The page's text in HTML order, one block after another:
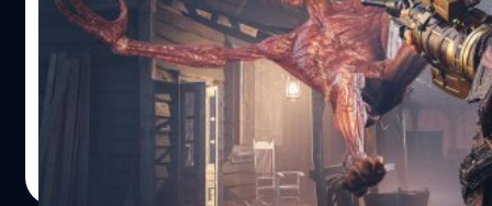
ผู้จัดจำหน่าย Focus Home Interactive และทีมพัฒนา
Flying Wild Hog ได้ประกาศเปิดตัวเกม Evil West โดยจะวาง
จำหน่ายในปี 2021 บนแพลตฟอร์ม PlayStation 5, Xbox
Series X, PlayStation 4, Xbox One และ PC (Steam) Evil
West เป็นเกมแนวแอ็กชันที่มีเรื่องราวเกิดขึ้นในยุคตะวันตกแบ
บดาร์กแฟนตาซี ผู้เล่นจะได้รับบทเป็น Jesse Rentier นักล่า
แวมไพร์ที่ลุกขึ้นมาเป็นซูเปอร์ฮีโรแห่งดินแดนตะวันตกเพื่อ
ศุภกร ประเสริฐศิลป์| 2062 days ago